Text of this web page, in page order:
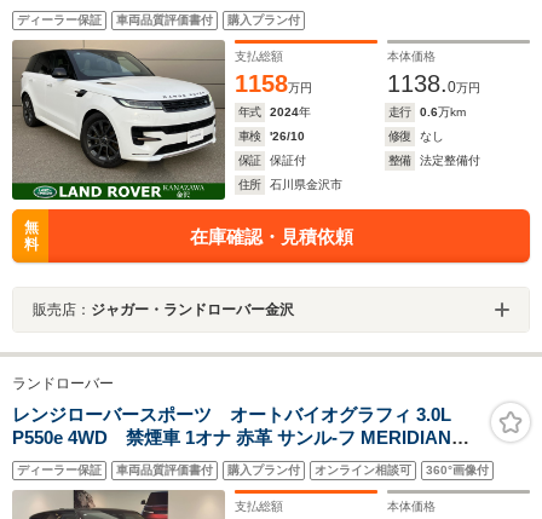
ディーラー保証 車両品質評価書付 購入プラン付
支払総額
1158万円
本体価格
1138.0万円
年式
2024年 走行 0.6万km
車検
'26/10 修復
なし
保証
保証付 整備
法定整備付
住所
石川県金沢市
無
料
在庫確認・見積依頼
販売店： ジャガー・ランドローバー金沢
ランドローバー
レンジローバースポーツ オートバイオグラフィ 3.0L
P550e 4WD 禁煙車 1オナ 赤革 サンル-フ MERIDIAN
HUD 全席シートヒーター&クーラー フロントシートマッ
サージ 急速クーラーBOX アンビエントライト ブラック
エクステリアパック ステアリングヒーター
ディーラー保証 車両品質評価書付 購入プラン付 オンライン相談可 360°画像付
支払総額 本体価格